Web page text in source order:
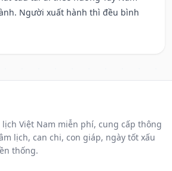
Người xuất hành thì đều bình
Việt Nam miễn phí, cung cấp thông
lịch, can chi, con giáp, ngày tốt xấu
thống.